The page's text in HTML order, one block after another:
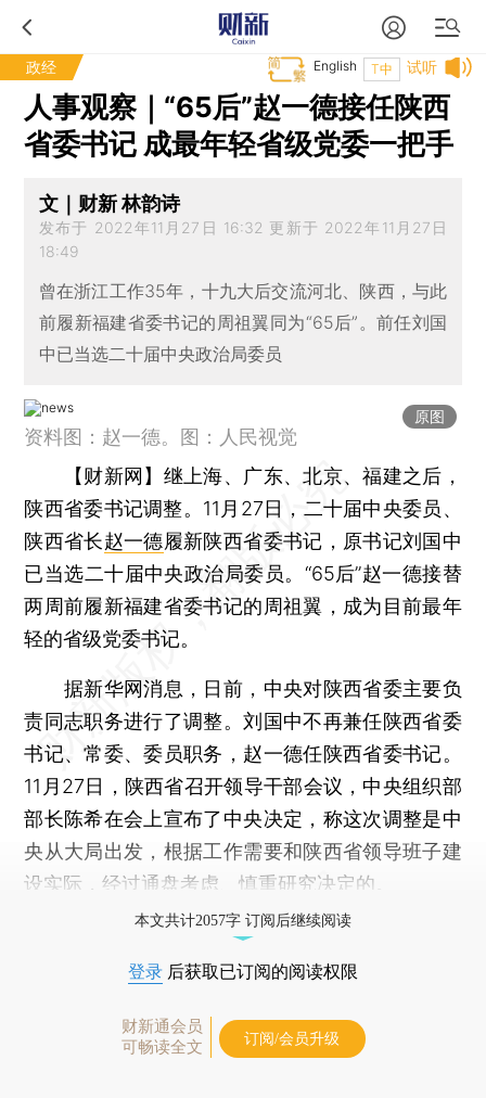
政经 试听
T中
English
人事观察｜“65后”赵一德接任陕西
省委书记 成最年轻省级党委一把手
文｜财新 林韵诗
发布于 2022年11月27日 16:32 更新于 2022年11月27日
18:49
曾在浙江工作35年，十九大后交流河北、陕西，与此
前履新福建省委书记的周祖翼同为“65后”。前任刘国
中已当选二十届中央政治局委员
原图
资料图：赵一德。图：人民视觉
【财新网】 继上海、广东、北京、福建之后，
陕西省委书记调整。11月27日，二十届中央委员、
陕西省长赵一德履新陕西省委书记，原书记刘国中
已当选二十届中央政治局委员。“65后”赵一德接替
两周前履新福建省委书记的周祖翼，成为目前最年
轻的省级党委书记。
据新华网消息，日前，中央对陕西省委主要负
责同志职务进行了调整。刘国中不再兼任陕西省委
书记、常委、委员职务，赵一德任陕西省委书记。
11月27日，陕西省召开领导干部会议，中央组织部
部长陈希在会上宣布了中央决定，称这次调整是中
央从大局出发，根据工作需要和陕西省领导班子建
设实际，经过通盘考虑、慎重研究决定的。
本文共计2057字 订阅后继续阅读
登录 后获取已订阅的阅读权限
财新通会员
可畅读全文
订阅/会员升级